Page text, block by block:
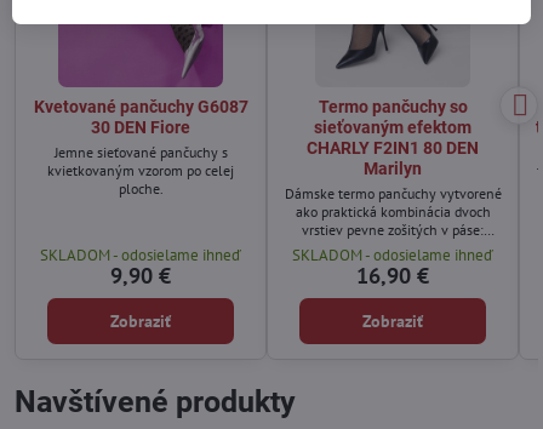
Kvetované pančuchy G6087
30 DEN Fiore
Jemne sieťované pančuchy s
kvietkovaným vzorom po celej
ploche.
SKLADOM - odosielame ihneď
9,90 €
Zobraziť
Termo pančuchy so
sieťovaným efektom
CHARLY F2IN1 80 DEN
Marilyn
Dámske termo pančuchy vytvorené
ako praktická kombinácia dvoch
vrstiev pevne zošitých v páse:
vnútornej mäkkej termo pančuchy v
telovej farbe, ktorá prilieha k
pokožke a poskytuje teplo, a
vrchnej klasickej sieťovanej
pančuchy, ktorá vytvára
polopriehľadný módny efekt a
SKLADOM - odosielame ihneď
16,90 €
Zobraziť
Navštívené produkty